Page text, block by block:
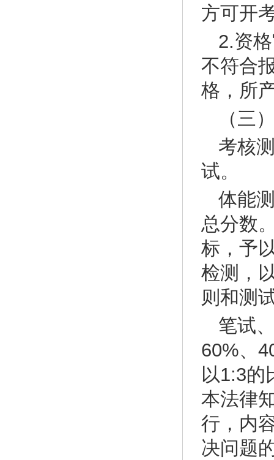
方可开
2.资
不符合
格，所
（三
考核
试。
体能
总分数
标，予
检测，
则和测
笔试
60%、
以1:3的
本法律
行，内
决问题